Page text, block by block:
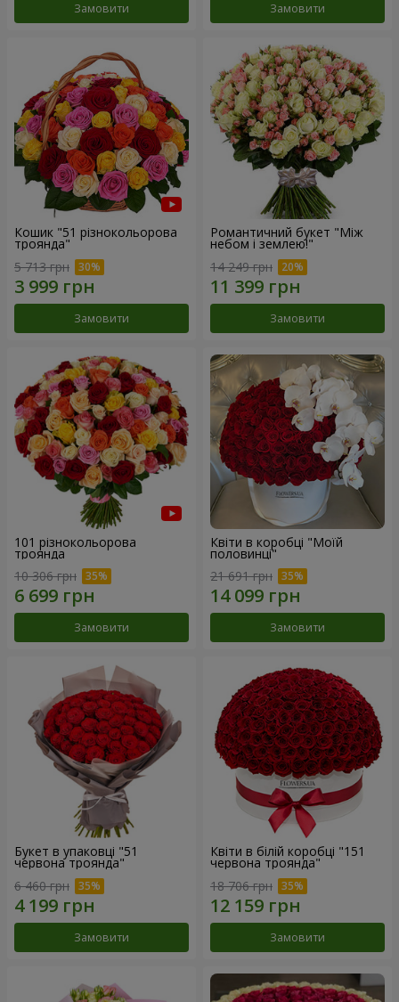
Замовити Замовити
Кошик "51 різнокольорова
троянда"
5 713 грн
Замовити
Романтичний букет "Між
небом і землею!"
14 249 грн
Замовити
101 різнокольорова
троянда
10 306 грн
Замовити
Квіти в коробці "Моїй
половинці"
21 691 грн
Замовити
Букет в упаковці "51
червона троянда"
6 460 грн
Замовити
Квіти в білій коробці "151
червона троянда"
18 706 грн
Замовити